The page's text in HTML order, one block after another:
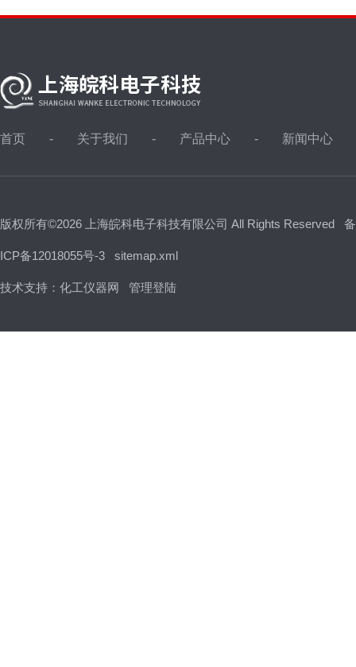
首页 关于我们 产品中心 新闻中心
版权所有©2026 上海皖科电子科技有限公司 All Rights Reserved
ICP备12018055号-3 sitemap.xml
技术支持： 化工仪器网 管理登陆